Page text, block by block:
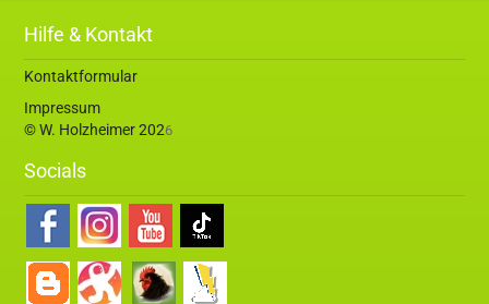
Hilfe & Kontakt
Kontaktformular
Impressum
© W. Holzheimer 2026
Socials